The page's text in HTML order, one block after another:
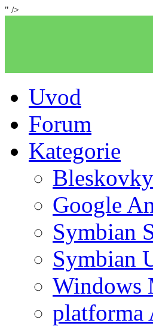
" />
Uvod
Forum
Kategorie
Bleskovky
Google
Symbian
Symbian
Windows
platforma